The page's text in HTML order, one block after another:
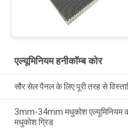
एल्यूमिनियम हनीकॉम्ब कोर
सौर सेल पैनल के लिए पूरी तरह से
3mm-34mm मधुकोश एल्यूमिनियम
मधुकोश ग्रिड